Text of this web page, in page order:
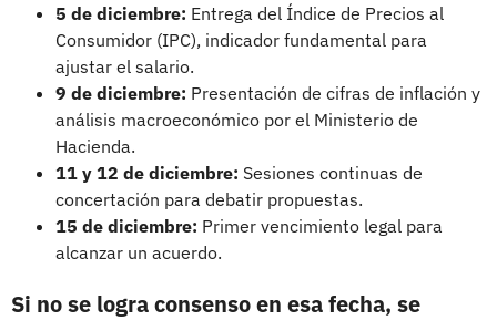
5 de diciembre: Entrega del Índice de Precios al
Consumidor (IPC), indicador fundamental para
ajustar el salario.
9 de diciembre: Presentación de cifras de inflación y
análisis macroeconómico por el Ministerio de
Hacienda.
11 y 12 de diciembre: Sesiones continuas de
concertación para debatir propuestas.
15 de diciembre: Primer vencimiento legal para
alcanzar un acuerdo.
Si no se logra consenso en esa fecha, se